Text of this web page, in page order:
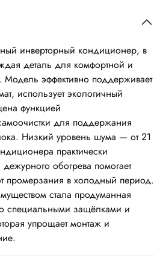
инверторный кондиционер, в
деталь для комфортной и
Модель эффективно поддерживает
использует экологичный
функцией
для поддержания
Низкий уровень шума — от 21
практически
обогрева помогает
промерзания в холодный период.
стала продуманная
специальными защёлками и
упрощает монтаж и